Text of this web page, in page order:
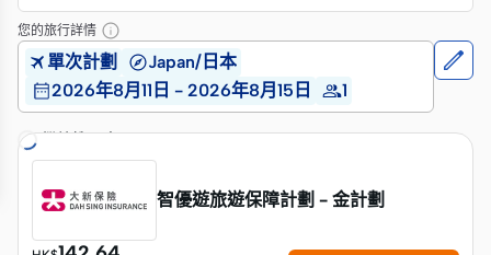
您的旅行詳情
單次計劃
Japan/日本
2026年8月11日 - 2026年8月15日
1
繼續搜尋中…
智優遊旅遊保障計劃 - 金計劃